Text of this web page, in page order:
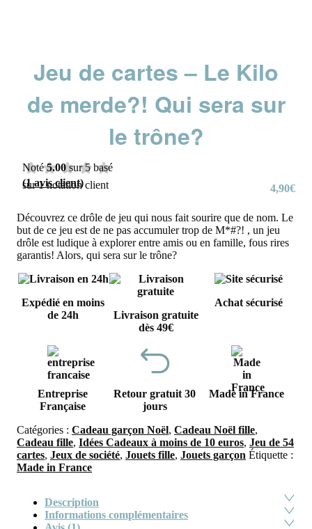
Jeu de cartes – Le Kilo
de merde?! Qui sera sur
le trône?
Noté5.00 sur 5 basé
sur1notation client
(1avis client) 4,90€
Découvrez ce drôle de jeu qui nous fait sourire que de nom. Le
but de ce jeu est de ne pas accumuler trop de M*#?! , un jeu
drôle est ludique à explorer entre amis ou en famille, fous rires
garantis! Alors, qui sera sur le trône?
Expédié en moins
de 24h
Livraison gratuite
dès 49€
Achat sécurisé
Entreprise
Française
Retour gratuit 30
jours
Made in France
Catégories : Cadeau garçon Noël, Cadeau Noël fille,
Cadeau fille, Idées Cadeaux à moins de 10 euros, Jeu de 54
cartes, Jeux de société, Jouets fille, Jouets garçon Étiquette :
Made in France
Description
Informations complémentaires